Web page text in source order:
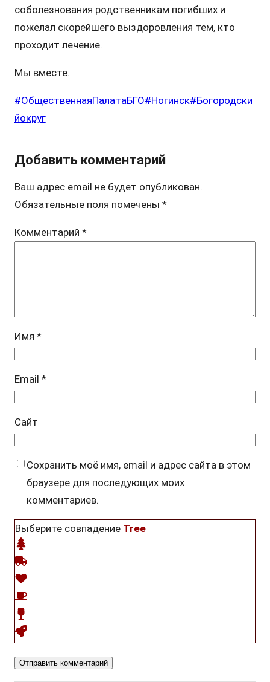
соболезнования родственникам погибших и
пожелал скорейшего выздоровления тем, кто
проходит лечение.
Мы вместе.
#ОбщественнаяПалатаБГО#Ногинск#Богородски
йокруг
Добавить комментарий
Ваш адрес email не будет опубликован.
Обязательные поля помечены *
Комментарий *
Имя *
Email *
Сайт
Сохранить моё имя, email и адрес сайта в этом
браузере для последующих моих
комментариев.
Выберите совпадение Tree